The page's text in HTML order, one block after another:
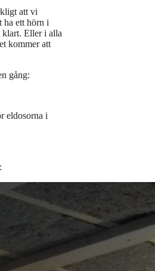
att vi
ha ett hörn i
klart. Eller i alla
kommer att
gång:
eldosorna i